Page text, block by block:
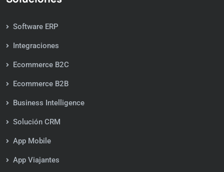
Software ERP
Integraciones
Ecommerce B2C
Ecommerce B2B
Business Intelligence
Solución CRM
App Mobile
App Viajantes